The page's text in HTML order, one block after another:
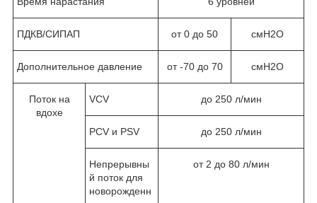
ПДКВ/СИПАП от 0 до 50 смН2О
Дополнительное давление от -70 до 70 смН2О
Поток на
вдохе
VCV до 250 л/мин
PCV и PSV до 250 л/мин
Непрерывны
й поток для
новорожденн
от 2 до 80 л/мин